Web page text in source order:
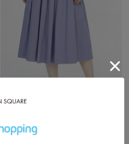
5％ポイントバック
¥18,70045%OFF